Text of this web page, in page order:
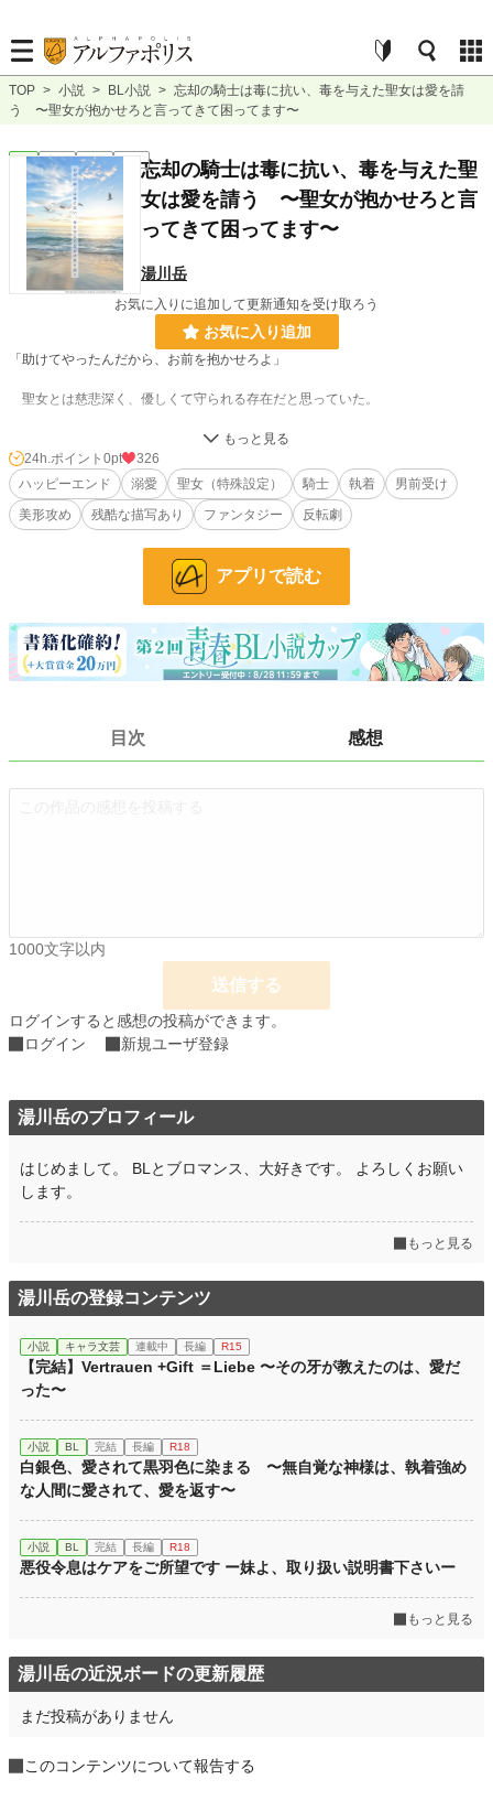
TOP > 小説 > BL小説 > 忘却の騎士は毒に抗い、毒を与えた聖女は愛を請
う 〜聖女が抱かせろと言ってきて困ってます〜
BL 完結 長編 R18忘却の騎士は毒に抗い、毒を与えた聖
女は愛を請う 〜聖女が抱かせろと言
ってきて困ってます〜
湯川岳
お気に入りに追加して更新通知を受け取ろう
お気に入り追加
「助けてやったんだから、お前を抱かせろよ」
聖女とは慈悲深く、優しくて守られる存在だと思っていた。
他の奴らの前では聖女らしく無垢な優しい笑顔を振り撒くくせに、俺の前だと
ただの変態悪魔に成り下がる。
「死んだら私がお前を殺す」
俺は気づいていく。
ミカエルは、何を求めて、何を請うているのか。
31,395 位 / 31,395 件
24h.ポイント 0 pt
更新日時 2026.04.17 19:30
初回完結日時
年間ポイント 13,385 pt (26,178 位)
累計ポイント 13,406 pt (85,419 位)
24h.ポイント 0pt
326
ハッピーエンド
溺愛 聖女（特殊設定） 騎士 執着
男前受け
美形攻め
残酷な描写あり ファンタジー 反転劇
アプリで読む
目次 感想
1000文字以内
送信する
ログインすると感想の投稿ができます。
ログイン
新規ユーザ登録
湯川岳のプロフィール
はじめまして。 BLとブロマンス、大好きです。 よろしくお願い
します。
もっと見る
湯川岳の登録コンテンツ
小説 キャラ文芸 連載中 長編 R15
【完結】Vertrauen +Gift ＝Liebe 〜その牙が教えたのは、愛だ
った〜
小説 BL 完結 長編 R18
白銀色、愛されて黒羽色に染まる 〜無自覚な神様は、執着強め
な人間に愛されて、愛を返す〜
小説 BL 完結 長編 R18
悪役令息はケアをご所望です ー妹よ、取り扱い説明書下さいー
もっと見る
湯川岳の近況ボードの更新履歴
まだ投稿がありません
このコンテンツについて報告する